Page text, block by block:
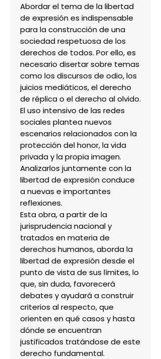
Abordar el tema de la libertad
de expresión es indispensable
para la construcción de una
sociedad respetuosa de los
derechos de todos. Por ello, es
necesario disertar sobre temas
como los discursos de odio, los
juicios mediáticos, el derecho
de réplica o el derecho al olvido.
El uso intensivo de las redes
sociales plantea nuevos
escenarios relacionados con la
protección del honor, la vida
privada y la propia imagen.
Analizarlos juntamente con la
libertad de expresión conduce
a nuevas e importantes
reflexiones.
Esta obra, a partir de la
jurisprudencia nacional y
tratados en materia de
derechos humanos, aborda la
libertad de expresión desde el
punto de vista de sus límites, lo
que, sin duda, favorecerá
debates y ayudará a construir
criterios al respecto, que
orienten en qué casos y hasta
dónde se encuentran
justificados tratándose de este
derecho fundamental.